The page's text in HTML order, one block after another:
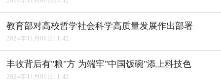
教育部对高校哲学社会科学高质量发展作出部署
2024年11月06日11:42
丰收背后有"粮"方 为端牢"中国饭碗"添上科技色
2024年11月06日11:42